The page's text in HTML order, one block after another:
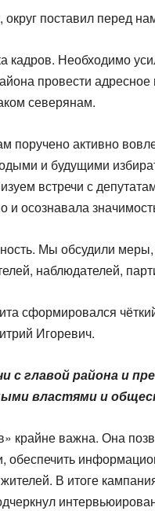
округ поставил перед
кадров. Необходимо
провести
северянам.
поручено активно
и будущими
встречи с
и осознавала
Мы обсудили
наблюдателей,
сформировался
Игоревич.
с главой района и
властями и
крайне важна. Она
обеспечить
В итоге